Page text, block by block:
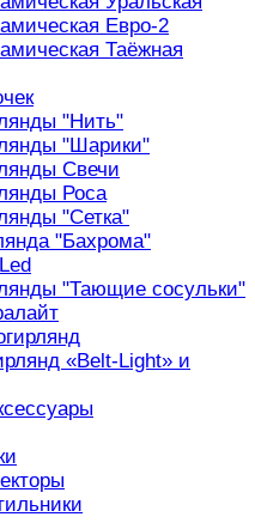
Евро-2
Таёжная
"Нить"
"Шарики"
Свечи
Роса
"Сетка"
"Бахрома"
"Тающие сосульки"
«Belt-Light» и